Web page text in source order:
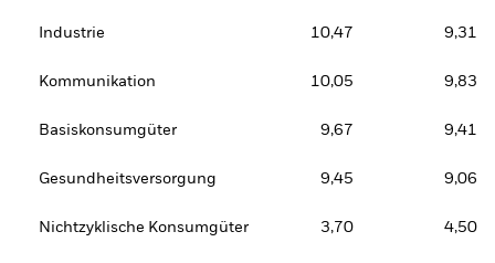
Industrie 10,47 9,31
Kommunikation 10,05 9,83
Basiskonsumgüter 9,67 9,41
Gesundheitsversorgung 9,45 9,06
Nichtzyklische Konsumgüter 3,70 4,50